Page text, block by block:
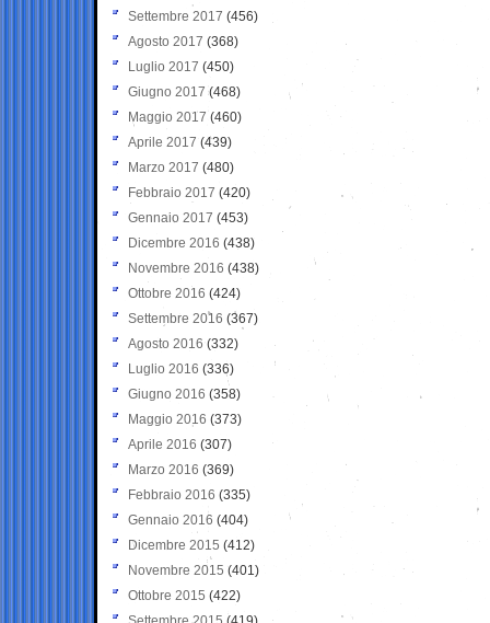
Settembre 2017 (456)
Agosto 2017 (368)
Luglio 2017 (450)
Giugno 2017 (468)
Maggio 2017 (460)
Aprile 2017 (439)
Marzo 2017 (480)
Febbraio 2017 (420)
Gennaio 2017 (453)
Dicembre 2016 (438)
Novembre 2016 (438)
Ottobre 2016 (424)
Settembre 2016 (367)
Agosto 2016 (332)
Luglio 2016 (336)
Giugno 2016 (358)
Maggio 2016 (373)
Aprile 2016 (307)
Marzo 2016 (369)
Febbraio 2016 (335)
Gennaio 2016 (404)
Dicembre 2015 (412)
Novembre 2015 (401)
Ottobre 2015 (422)